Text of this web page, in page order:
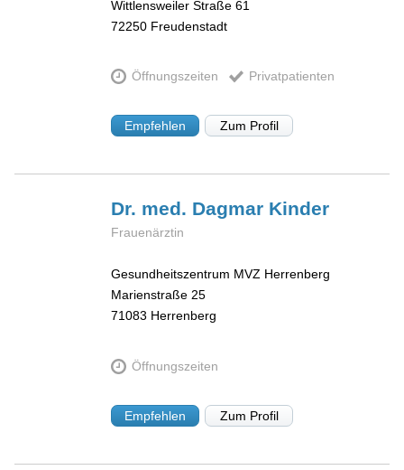
Wittlensweiler Straße 61
72250 Freudenstadt
Öffnungszeiten Privatpatienten
Empfehlen Zum Profil
Dr. med. Dagmar Kinder
Frauenärztin
Gesundheitszentrum MVZ Herrenberg
Marienstraße 25
71083 Herrenberg
Öffnungszeiten
Empfehlen Zum Profil